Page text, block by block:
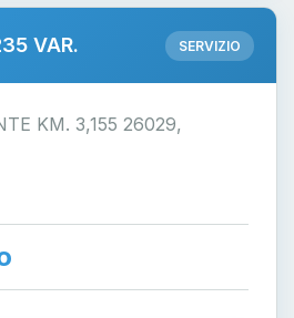
VAR. SERVIZIO
KM. 3,155 26029,